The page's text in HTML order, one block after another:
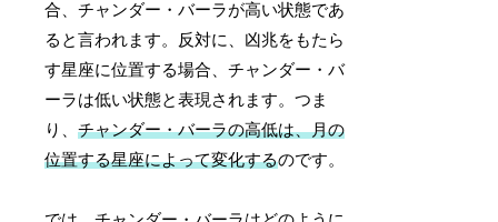
合、チャンダー・バーラが高い状態であ
ると言われます。反対に、凶兆をもたら
す星座に位置する場合、チャンダー・バ
ーラは低い状態と表現されます。つま
り、チャンダー・バーラの高低は、月の
位置する星座によって変化するのです。